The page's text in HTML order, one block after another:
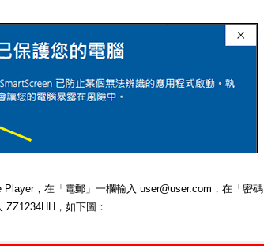
，在「電郵」一欄輸入 user@user.com，在「密
，如下圖：